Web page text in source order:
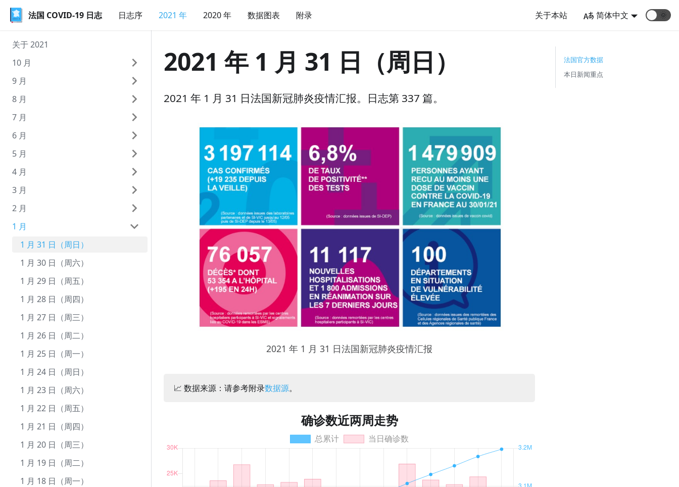
法国 COVID-19 日志 日志序 2021 年 2020 年 数据图表 附录 关于本站 简体中文 🌞
法国 COVID-19 日志
关于 2021
10 月
10 月 9 日（周六）
10 月 8 日（周五）
10 月 7 日（周四）
10 月 6 日（周三）
10 月 5 日（周二）
10 月 4 日（周一）
10 月 3 日（周日）
10 月 2 日（周六）
10 月 1 日（周五）
9 月
9 月 30 日（周四）
9 月 29 日（周三）
9 月 28 日（周二）
9 月 27 日（周一）
9 月 26 日（周日）
9 月 25 日（周六）
9 月 24 日（周五）
9 月 23 日（周四）
9 月 22 日（周三）
9 月 21 日（周二）
9 月 20 日（周一）
9 月 19 日（周日）
9 月 18 日（周六）
9 月 17 日（周五）
9 月 16 日（周四）
9 月 15 日（周三）
9 月 14 日（周二）
9 月 13 日（周一）
9 月 12 日（周日）
9 月 11 日（周六）
9 月 10 日（周五）
9 月 9 日（周四）
8 月
8 月 31 日（周二）
8 月 30 日（周一）
8 月 29 日（周日）
8 月 28 日（周六）
8 月 27 日（周五）
8 月 26 日（周四）
8 月 25 日（周三）
8 月 24 日（周二）
8 月 23 日（周一）
8 月 22 日（周日）
8 月 21 日（周六）
8 月 20 日（周五）
8 月 19 日（周四）
8 月 18 日（周三）
8 月 17 日（周二）
8 月 16 日（周一）
8 月 15 日（周日）
8 月 14 日（周六）
8 月 13 日（周五）
8 月 12 日（周四）
8 月 11 日（周三）
7 月
7 月 31 日（周六）
7 月 30 日（周五）
7 月 29 日（周四）
7 月 28 日（周三）
7 月 27 日（周二）
7 月 26 日（周一）
7 月 25 日（周日）
7 月 24 日（周六）
7 月 23 日（周五）
7 月 22 日（周四）
7 月 21 日（周三）
7 月 20 日（周二）
7 月 19 日（周一）
7 月 18 日（周日）
7 月 17 日（周六）
7 月 16 日（周五）
7 月 15 日（周四）
7 月 14 日（周三）
7 月 13 日（周二）
7 月 12 日（周一）
6 月
6 月 30 日（周三）
6 月 29 日（周二）
6 月 28 日（周一）
6 月 27 日（周日）
6 月 26 日（周六）
6 月 25 日（周五）
6 月 24 日（周四）
6 月 23 日（周三）
6 月 22 日（周二）
6 月 21 日（周一）
6 月 20 日（周日）
6 月 19 日（周六）
6 月 18 日（周五）
6 月 17 日（周四）
6 月 16 日（周三）
6 月 15 日（周二）
6 月 14 日（周一）
6 月 13 日（周日）
6 月 12 日（周六）
5 月
5 月 31 日（周一）
5 月 30 日（周日）
5 月 29 日（周六）
5 月 28 日（周五）
5 月 27 日（周四）
5 月 26 日（周三）
5 月 25 日（周二）
5 月 24 日（周一）
5 月 23 日（周日）
5 月 22 日（周六）
5 月 21 日（周五）
5 月 20 日（周四）
5 月 19 日（周三）
5 月 18 日（周二）
5 月 17 日（周一）
5 月 16 日（周日）
5 月 15 日（周六）
5 月 14 日（周五）
4 月
4 月 30 日（周五）
4 月 29 日（周四）
4 月 28 日（周三）
4 月 27 日（周二）
4 月 26 日（周一）
4 月 25 日（周日）
4 月 24 日（周六）
4 月 23 日（周五）
4 月 22 日（周四）
4 月 21 日（周三）
4 月 20 日（周二）
4 月 19 日（周一）
4 月 18 日（周日）
4 月 17 日（周六）
4 月 16 日（周五）
4 月 15 日（周四）
4 月 14 日（周三）
3 月
3 月 31 日（周三）
3 月 30 日（周二）
3 月 29 日（周一）
3 月 28 日（周日）
3 月 27 日（周六）
3 月 26 日（周五）
3 月 25 日（周四）
3 月 24 日（周三）
3 月 23 日（周二）
3 月 22 日（周一）
3 月 21 日（周日）
3 月 20 日（周六）
3 月 19 日（周五）
3 月 18 日（周四）
3 月 17 日（周三）
3 月 16 日（周二）
2 月
2 月 28 日（周日）
2 月 27 日（周六）
2 月 26 日（周五）
2 月 25 日（周四）
2 月 24 日（周三）
2 月 23 日（周二）
2 月 22 日（周一）
2 月 21 日（周日）
2 月 20 日（周六）
2 月 19 日（周五）
2 月 18 日（周四）
2 月 17 日（周三）
2 月 16 日（周二）
2 月 15 日（周一）
2 月 14 日（周日）
1 月
1 月 31 日（周日）
1 月 30 日（周六）
1 月 29 日（周五）
1 月 28 日（周四）
1 月 27 日（周三）
1 月 26 日（周二）
1 月 25 日（周一）
1 月 24 日（周日）
1 月 23 日（周六）
1 月 22 日（周五）
1 月 21 日（周四）
1 月 20 日（周三）
1 月 19 日（周二）
1 月 18 日（周一）
2021 年 1 月 31 日（周日）
2021 年 1 月 31 日法国新冠肺炎疫情汇报。日志第 337 篇。
2021 年 1 月 31 日法国新冠肺炎疫情汇报
📈 数据来源：请参考附录数据源。
确诊数近两周走势
法国官方数据
本日新闻重点